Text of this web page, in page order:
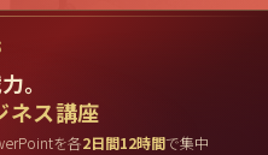
。
ネス講座
を各2日間12時間で集中